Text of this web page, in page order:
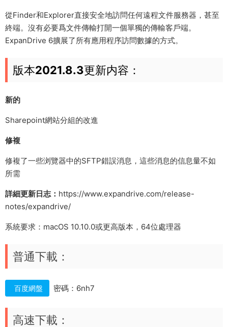
從Finder和Explorer直接安全地訪問任何遠程文件服務器，甚至
終端。沒有必要爲文件傳輸打開一個單獨的傳輸客戶端。
ExpanDrive 6擴展了所有應用程序訪問數據的方式。
版本2021.8.3更新内容：
新的
Sharepoint網站分組的改進
修複
修複了一些浏覽器中的SFTP錯誤消息，這些消息的信息量不如
所需
詳細更新日志： https://www.expandrive.com/release-
notes/expandrive/
系統要求：macOS 10.10.0或更高版本，64位處理器
普通下載：
百度網盤 密碼：6nh7
高速下載：